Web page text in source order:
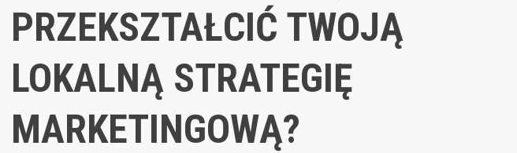
PRZEKSZTAŁCIĆ TWOJĄ
LOKALNĄ STRATEGIĘ
MARKETINGOWĄ?